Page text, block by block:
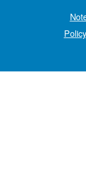
Policy